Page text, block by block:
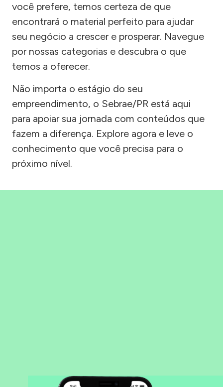
você prefere, temos certeza de que
encontrará o material perfeito para ajudar
seu negócio a crescer e prosperar. Navegue
por nossas categorias e descubra o que
temos a oferecer.
Não importa o estágio do seu
empreendimento, o Sebrae/PR está aqui
para apoiar sua jornada com conteúdos que
fazem a diferença. Explore agora e leve o
conhecimento que você precisa para o
próximo nível.